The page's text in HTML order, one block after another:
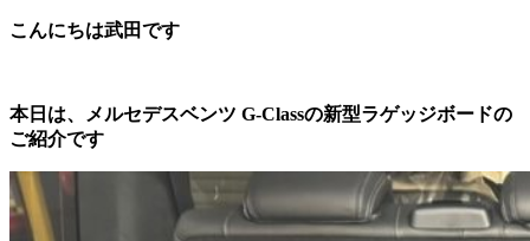
こんにちは武田です
本日は、メルセデスベンツ G-Classの新型ラゲッジボードの
ご紹介です